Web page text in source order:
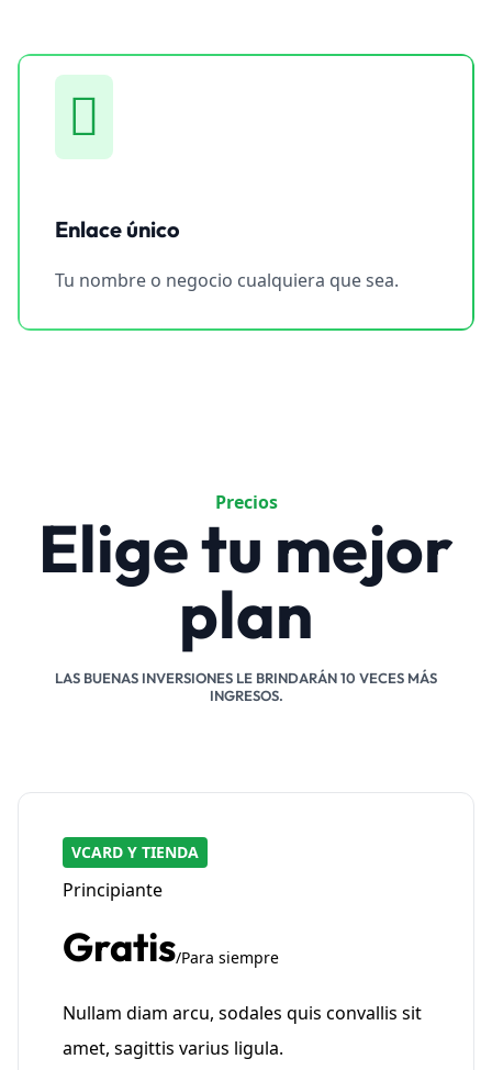
Enlace único
Tu nombre o negocio cualquiera que sea.
Precios
Elige tu mejor
plan
LAS BUENAS INVERSIONES LE BRINDARÁN 10 VECES MÁS
INGRESOS.
VCARD Y TIENDA
Principiante
Gratis/Para siempre
Nullam diam arcu, sodales quis convallis sit
amet, sagittis varius ligula.